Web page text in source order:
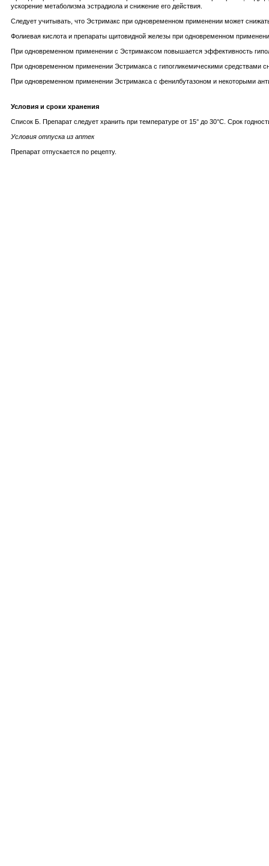
ускорение метаболизма эстрадиола и снижение его действия.
Следует учитывать, что Эстримакс при одновременном применении может
Фолиевая кислота и препараты щитовидной железы при одновременном
При одновременном применении с Эстримаксом повышается эффективность
При одновременном применении Эстримакса с гипогликемическими средствами
При одновременном применении Эстримакса с фенилбутазоном и некоторыми
Условия и сроки хранения
Список Б. Препарат следует хранить при температуре от 15° до 30°C. Срок
Условия отпуска из аптек
Препарат отпускается по рецепту.